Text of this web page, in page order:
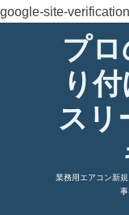
google-site-
プ
り
スリ
業務用エアコン新